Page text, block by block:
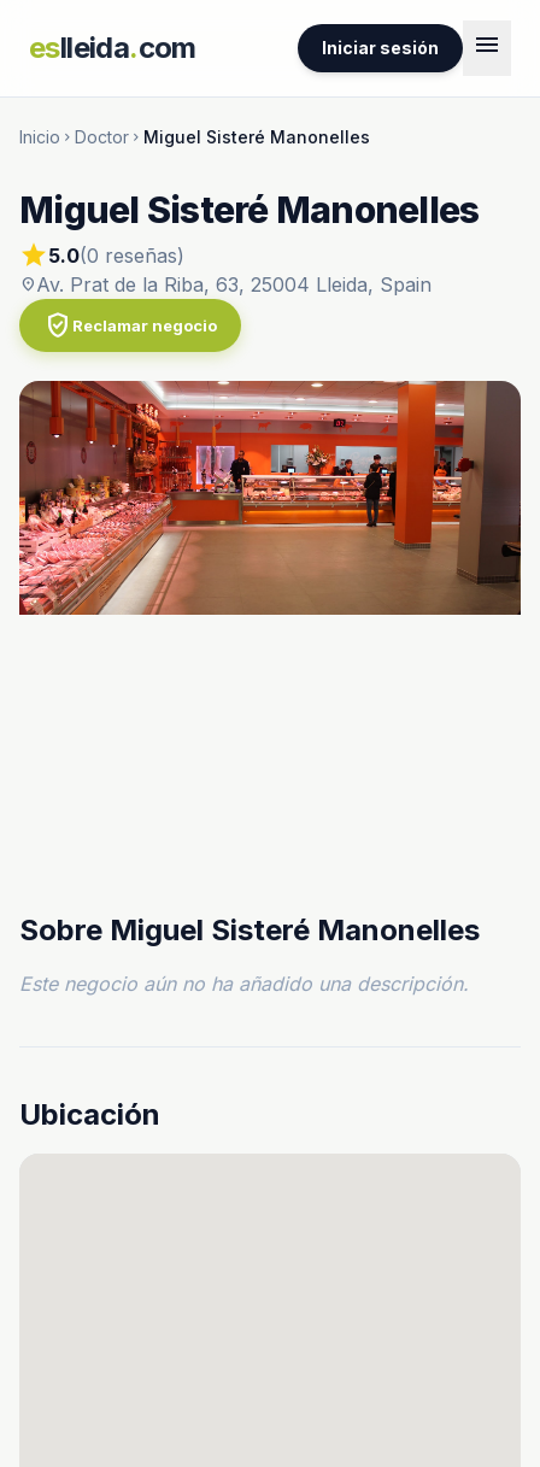
eslleida.com Iniciar sesión menu
Inicio chevron_right Doctor chevron_right Miguel Sisteré Manonelles
Miguel Sisteré Manonelles
star5.0(0 reseñas)
location_onAv. Prat de la Riba, 63, 25004 Lleida, Spain
verified_user Reclamar negocio
Sobre Miguel Sisteré Manonelles
Este negocio aún no ha añadido una descripción.
Ubicación